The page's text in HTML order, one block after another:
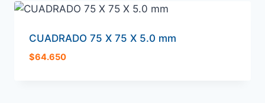
CUADRADO 75 X 75 X 5.0 mm
$64.650